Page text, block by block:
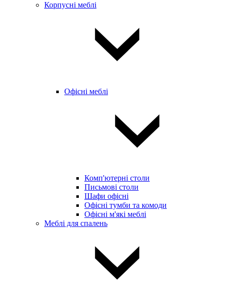
Корпусні меблі
Офісні меблі
Комп'ютерні столи
Письмові столи
Шафи офісні
Офісні тумби та комоди
Офісні м'які меблі
Меблі для спалень